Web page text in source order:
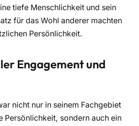
tiefe Menschlichkeit und sein
für das Wohl anderer machten
Persönlichkeit.
Engagement und
nicht nur in seinem Fachgebiet
Persönlichkeit, sondern auch ein